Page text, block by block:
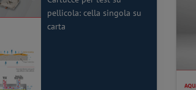
pellicola: cella singola su
carta